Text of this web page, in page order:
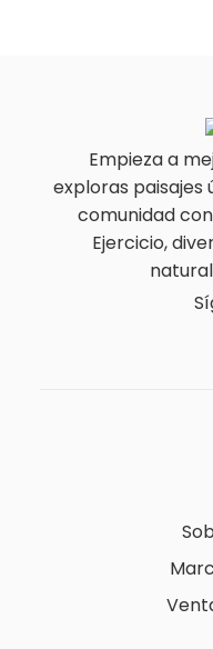
Empieza a
exploras paisajes
comunidad
Ejercicio,